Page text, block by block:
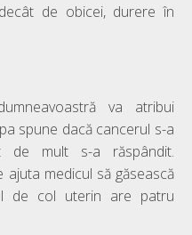
de obicei, durere în
va atribui
spune dacă cancerul s-a
de mult s-a răspândit.
medicul să găsească
de col uterin are patru